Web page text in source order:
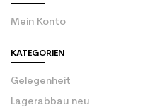
Mein Konto
KATEGORIEN
Gelegenheit
Lagerabbau neu